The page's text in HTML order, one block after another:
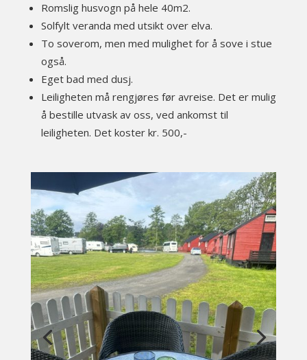
Romslig husvogn på hele 40m2.
Solfylt veranda med utsikt over elva.
To soverom, men med mulighet for å sove i stue
også.
Eget bad med dusj.
Leiligheten må rengjøres før avreise. Det er mulig
å bestille utvask av oss, ved ankomst til
leiligheten. Det koster kr. 500,-